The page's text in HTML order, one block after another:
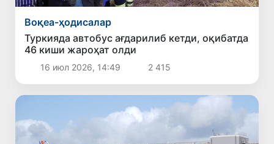
Воқеа-ҳодисалар
Туркияда автобус ағдарилиб кетди, оқибатда
46 киши жароҳат олди
16 июл 2026, 14:49 2 415